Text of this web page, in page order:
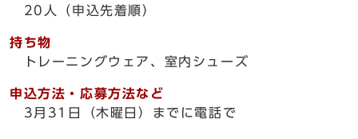
20人（申込先着順）
持ち物
トレーニングウェア、室内シューズ
申込方法・応募方法など
3月31日（木曜日）までに電話で